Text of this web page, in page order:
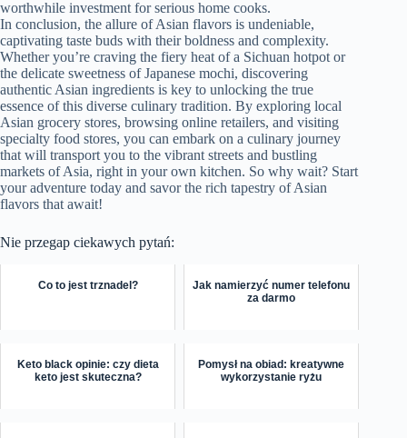
worthwhile investment for serious home cooks.
In conclusion, the allure of Asian flavors is undeniable,
captivating taste buds with their boldness and complexity.
Whether you’re craving the fiery heat of a Sichuan hotpot or
the delicate sweetness of Japanese mochi, discovering
authentic Asian ingredients is key to unlocking the true
essence of this diverse culinary tradition. By exploring local
Asian grocery stores, browsing online retailers, and visiting
specialty food stores, you can embark on a culinary journey
that will transport you to the vibrant streets and bustling
markets of Asia, right in your own kitchen. So why wait? Start
your adventure today and savor the rich tapestry of Asian
flavors that await!
Nie przegap ciekawych pytań:
Co to jest trznadel?
Jak namierzyć numer telefonu
za darmo
Keto black opinie: czy dieta
keto jest skuteczna?
Pomysł na obiad: kreatywne
wykorzystanie ryżu